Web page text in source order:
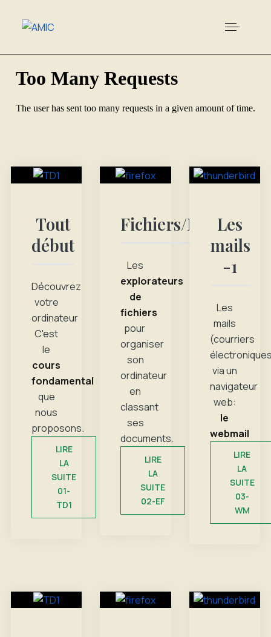
Tout
début
Découvrez
votre
ordinateur
C'est
le
cours
fondamental
que
nous
proposons.
LIRE
LA
SUITE
01-
TD1
Fichiers/Dossiers
Les
explorateurs
de
fichiers
pour
organiser
son
ordinateur
en
classant
ses
documents.
LIRE
LA
SUITE
02-EF
Les
mails
-1
Les
mails
(courriers
via un
navigateur
web:
le
webmail
LIRE
LA
SUITE
03-
WM